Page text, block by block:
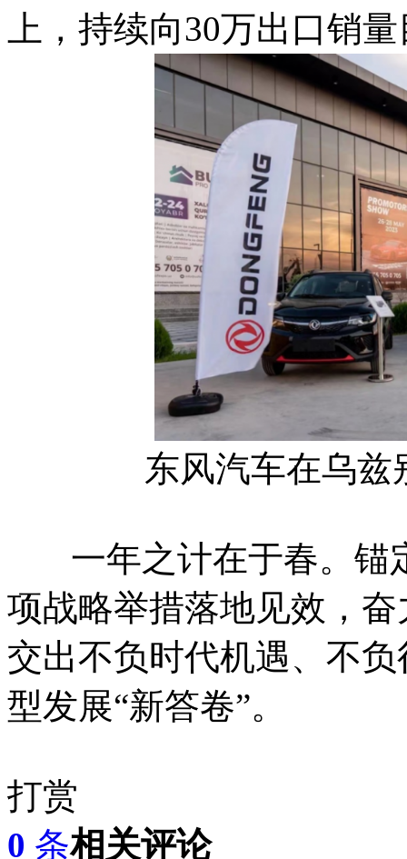
上，持续向30万出口销
东风汽车在乌兹
一年之计在于春。锚
项战略举措落地见效，
交出不负时代机遇、不
型发展“新答卷”。
打赏
0 条相关评论